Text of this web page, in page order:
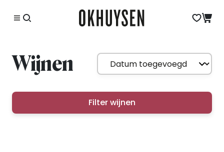
Wijnen
Filter wijnen